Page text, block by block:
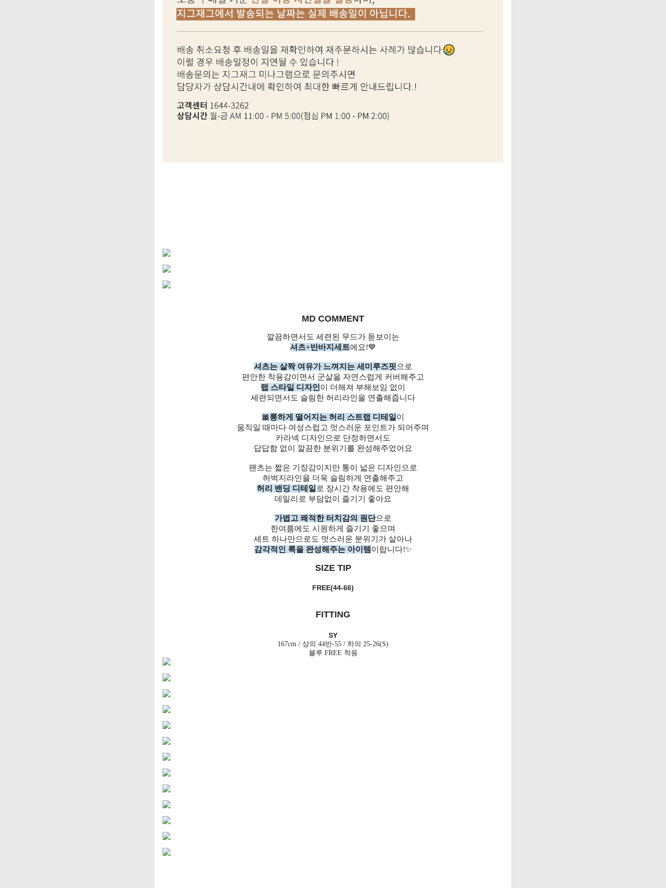
MD COMMENT
깔끔하면서도 세련된 무드가 돋보이는
셔츠+반바지세트에요!💙
셔츠는 살짝 여유가 느껴지는 세미루즈핏으로
편안한 착용감이면서 군살을 자연스럽게 커버해주고
랩 스타일 디자인이 더해져 부해보임 없이
세련되면서도 슬림한 허리라인을 연출해줍니다
🎀롱하게 떨어지는 허리 스트랩 디테일 이
움직일 때마다 여성스럽고 멋스러운 포인트가 되어주며
카라넥 디자인으로 단정하면서도
답답함 없이 깔끔한 분위기를 완성해주었어요
팬츠는 짧은 기장감이지만 통이 넓은 디자인으로
허벅지라인을 더욱 슬림하게 연출해주고
허리 밴딩 디테일 로 장시간 착용에도 편안해
데일리로 부담없이 즐기기 좋아요
가볍고 쾌적한 터치감의 원단으로
한여름에도 시원하게 즐기기 좋으며
세트 하나만으로도 멋스러운 분위기가 살아나
감각적인 룩을 완성해주는 아이템 이랍니다!✨
SIZE TIP
FREE(44-66)
FITTING
SY
167cm / 상의 44반-55 / 하의 25-26(S)
블루 FREE 착용